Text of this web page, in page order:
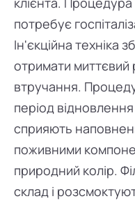
потребує
Ін'єкційна техніка
отримати миттєвий
втручання.
період відновлення
сприяють
поживними
природний колір.
склад і